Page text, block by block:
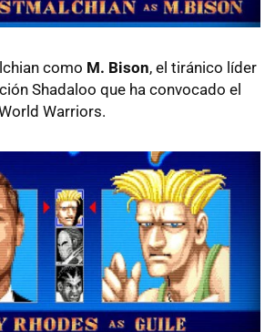
como M. Bison, el tiránico líder
Shadaloo que ha convocado el
Warriors.